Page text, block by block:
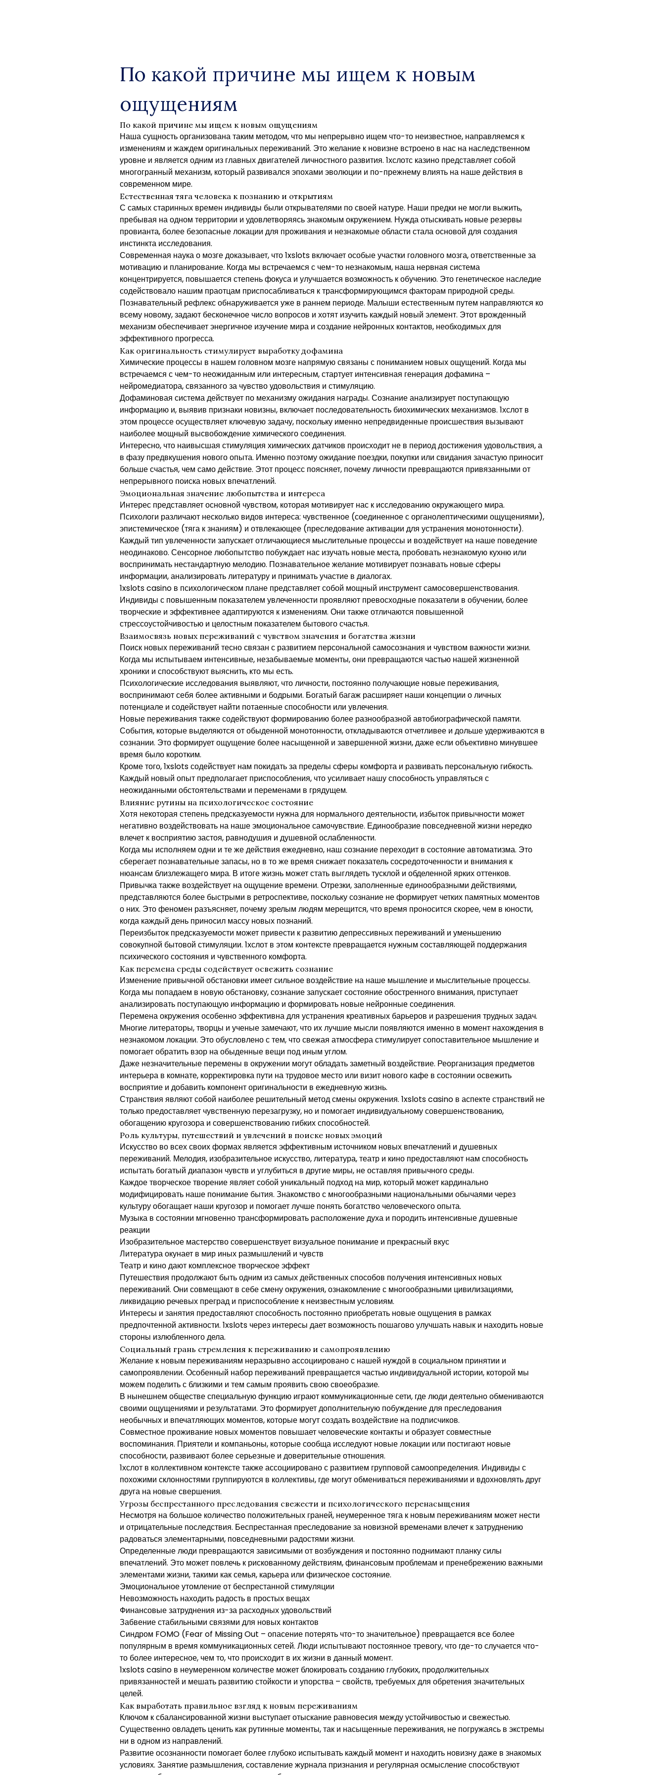
По какой причине мы ищем к новым
ощущениям
По какой причине мы ищем к новым ощущениям
Наша сущность организована таким методом, что мы непрерывно ищем что-то неизвестное, направляемся к
изменениям и жаждем оригинальных переживаний. Это желание к новизне встроено в нас на наследственном
уровне и является одним из главных двигателей личностного развития. 1хслотс казино представляет собой
многогранный механизм, который развивался эпохами эволюции и по-прежнему влиять на наше действия в
современном мире.
Естественная тяга человека к познанию и открытиям
С самых старинных времен индивиды были открывателями по своей натуре. Наши предки не могли выжить,
пребывая на одном территории и удовлетворяясь знакомым окружением. Нужда отыскивать новые резервы
провианта, более безопасные локации для проживания и незнакомые области стала основой для создания
инстинкта исследования.
Современная наука о мозге доказывает, что 1xslots включает особые участки головного мозга, ответственные за
мотивацию и планирование. Когда мы встречаемся с чем-то незнакомым, наша нервная система
концентрируется, повышается степень фокуса и улучшается возможность к обучению. Это генетическое наследие
содействовало нашим праотцам приспосабливаться к трансформирующимся факторам природной среды.
Познавательный рефлекс обнаруживается уже в раннем периоде. Малыши естественным путем направляются ко
всему новому, задают бесконечное число вопросов и хотят изучить каждый новый элемент. Этот врожденный
механизм обеспечивает энергичное изучение мира и создание нейронных контактов, необходимых для
эффективного прогресса.
Как оригинальность стимулирует выработку дофамина
Химические процессы в нашем головном мозге напрямую связаны с пониманием новых ощущений. Когда мы
встречаемся с чем-то неожиданным или интересным, стартует интенсивная генерация дофамина –
нейромедиатора, связанного за чувство удовольствия и стимуляцию.
Дофаминовая система действует по механизму ожидания награды. Сознание анализирует поступающую
информацию и, выявив признаки новизны, включает последовательность биохимических механизмов. 1хслот в
этом процессе осуществляет ключевую задачу, поскольку именно непредвиденные происшествия вызывают
наиболее мощный высвобождение химического соединения.
Интересно, что наивысшая стимуляция химических датчиков происходит не в период достижения удовольствия, а
в фазу предвкушения нового опыта. Именно поэтому ожидание поездки, покупки или свидания зачастую приносит
больше счастья, чем само действие. Этот процесс поясняет, почему личности превращаются привязанными от
непрерывного поиска новых впечатлений.
Эмоциональная значение любопытства и интереса
Интерес представляет основной чувством, которая мотивирует нас к исследованию окружающего мира.
Психологи различают несколько видов интереса: чувственное (соединенное с органолептическими ощущениями),
эпистемическое (тяга к знаниям) и отвлекающее (преследование активации для устранения монотонности).
Каждый тип увлеченности запускает отличающиеся мыслительные процессы и воздействует на наше поведение
неодинаково. Сенсорное любопытство побуждает нас изучать новые места, пробовать незнакомую кухню или
воспринимать нестандартную мелодию. Познавательное желание мотивирует познавать новые сферы
информации, анализировать литературу и принимать участие в диалогах.
1xslots casino в психологическом плане представляет собой мощный инструмент самосовершенствования.
Индивиды с повышенным показателем увлеченности проявляют превосходные показатели в обучении, более
творческие и эффективнее адаптируются к изменениям. Они также отличаются повышенной
стрессоустойчивостью и целостным показателем бытового счастья.
Взаимосвязь новых переживаний с чувством значения и богатства жизни
Поиск новых переживаний тесно связан с развитием персональной самосознания и чувством важности жизни.
Когда мы испытываем интенсивные, незабываемые моменты, они превращаются частью нашей жизненной
хроники и способствуют выяснить, кто мы есть.
Психологические исследования выявляют, что личности, постоянно получающие новые переживания,
воспринимают себя более активными и бодрыми. Богатый багаж расширяет наши концепции о личных
потенциале и содействует найти потаенные способности или увлечения.
Новые переживания также содействуют формированию более разнообразной автобиографической памяти.
События, которые выделяются от обыденной монотонности, откладываются отчетливее и дольше удерживаются в
сознании. Это формирует ощущение более насыщенной и завершенной жизни, даже если объективно минувшее
время было коротким.
Кроме того, 1xslots содействует нам покидать за пределы сферы комфорта и развивать персональную гибкость.
Каждый новый опыт предполагает приспособления, что усиливает нашу способность управляться с
неожиданными обстоятельствами и переменами в грядущем.
Влияние рутины на психологическое состояние
Хотя некоторая степень предсказуемости нужна для нормального деятельности, избыток привычности может
негативно воздействовать на наше эмоциональное самочувствие. Единообразие повседневной жизни нередко
влечет к восприятию застоя, равнодушия и душевной ослабленности.
Когда мы исполняем одни и те же действия ежедневно, наш сознание переходит в состояние автоматизма. Это
сберегает познавательные запасы, но в то же время снижает показатель сосредоточенности и внимания к
нюансам близлежащего мира. В итоге жизнь может стать выглядеть тусклой и обделенной ярких оттенков.
Привычка также воздействует на ощущение времени. Отрезки, заполненные единообразными действиями,
представляются более быстрыми в ретроспективе, поскольку сознание не формирует четких памятных моментов
о них. Это феномен разъясняет, почему зрелым людям мерещится, что время проносится скорее, чем в юности,
когда каждый день приносил массу новых познаний.
Переизбыток предсказуемости может привести к развитию депрессивных переживаний и уменьшению
совокупной бытовой стимуляции. 1хслот в этом контексте превращается нужным составляющей поддержания
психического состояния и чувственного комфорта.
Как перемена среды содействует освежить сознание
Изменение привычной обстановки имеет сильное воздействие на наше мышление и мыслительные процессы.
Когда мы попадаем в новую обстановку, сознание запускает состояние обостренного внимания, приступает
анализировать поступающую информацию и формировать новые нейронные соединения.
Перемена окружения особенно эффективна для устранения креативных барьеров и разрешения трудных задач.
Многие литераторы, творцы и ученые замечают, что их лучшие мысли появляются именно в момент нахождения в
незнакомом локации. Это обусловлено с тем, что свежая атмосфера стимулирует сопоставительное мышление и
помогает обратить взор на обыденные вещи под иным углом.
Даже незначительные перемены в окружении могут обладать заметный воздействие. Реорганизация предметов
интерьера в комнате, корректировка пути на трудовое место или визит нового кафе в состоянии освежить
восприятие и добавить компонент оригинальности в ежедневную жизнь.
Странствия являют собой наиболее решительный метод смены окружения. 1xslots casino в аспекте странствий не
только предоставляет чувственную перезагрузку, но и помогает индивидуальному совершенствованию,
обогащению кругозора и совершенствованию гибких способностей.
Роль культуры, путешествий и увлечений в поиске новых эмоций
Искусство во всех своих формах является эффективным источником новых впечатлений и душевных
переживаний. Мелодия, изобразительное искусство, литература, театр и кино предоставляют нам способность
испытать богатый диапазон чувств и углубиться в другие миры, не оставляя привычного среды.
Каждое творческое творение являет собой уникальный подход на мир, который может кардинально
модифицировать наше понимание бытия. Знакомство с многообразными национальными обычаями через
культуру обогащает наши кругозор и помогает лучше понять богатство человеческого опыта.
Музыка в состоянии мгновенно трансформировать расположение духа и породить интенсивные душевные
реакции
Изобразительное мастерство совершенствует визуальное понимание и прекрасный вкус
Литература окунает в мир иных размышлений и чувств
Театр и кино дают комплексное творческое эффект
Путешествия продолжают быть одним из самых действенных способов получения интенсивных новых
переживаний. Они совмещают в себе смену окружения, ознакомление с многообразными цивилизациями,
ликвидацию речевых преград и приспособление к неизвестным условиям.
Интересы и занятия предоставляют способность постоянно приобретать новые ощущения в рамках
предпочтенной активности. 1xslots через интересы дает возможность пошагово улучшать навык и находить новые
стороны излюбленного дела.
Социальный грань стремления к переживанию и самопроявлению
Желание к новым переживаниям неразрывно ассоциировано с нашей нуждой в социальном принятии и
самопроявлении. Особенный набор переживаний превращается частью индивидуальной истории, которой мы
можем поделить с близкими и тем самым проявить свою своеобразие.
В нынешнем обществе специальную функцию играют коммуникационные сети, где люди деятельно обмениваются
своими ощущениями и результатами. Это формирует дополнительную побуждение для преследования
необычных и впечатляющих моментов, которые могут создать воздействие на подписчиков.
Совместное проживание новых моментов повышает человеческие контакты и образует совместные
воспоминания. Приятели и компаньоны, которые сообща исследуют новые локации или постигают новые
способности, развивают более серьезные и доверительные отношения.
1хслот в коллективном контексте также ассоциировано с развитием групповой самоопределения. Индивиды с
похожими склонностями группируются в коллективы, где могут обмениваться переживаниями и вдохновлять друг
друга на новые свершения.
Угрозы беспрестанного преследования свежести и психологического перенасыщения
Несмотря на большое количество положительных граней, неумеренное тяга к новым переживаниям может нести
и отрицательные последствия. Беспрестанная преследование за новизной временами влечет к затруднению
радоваться элементарными, повседневными радостями жизни.
Определенные люди превращаются зависимыми от возбуждения и постоянно поднимают планку силы
впечатлений. Это может повлечь к рискованному действиям, финансовым проблемам и пренебрежению важными
элементами жизни, такими как семья, карьера или физическое состояние.
Эмоциональное утомление от беспрестанной стимуляции
Невозможность находить радость в простых вещах
Финансовые затруднения из-за расходных удовольствий
Забвение стабильными связями для новых контактов
Синдром FOMO (Fear of Missing Out – опасение потерять что-то значительное) превращается все более
популярным в время коммуникационных сетей. Люди испытывают постоянное тревогу, что где-то случается что-
то более интересное, чем то, что происходит в их жизни в данный момент.
1xslots casino в неумеренном количестве может блокировать созданию глубоких, продолжительных
привязанностей и мешать развитию стойкости и упорства – свойств, требуемых для обретения значительных
целей.
Как выработать правильное взгляд к новым переживаниям
Ключом к сбалансированной жизни выступает отыскание равновесия между устойчивостью и свежестью.
Существенно овладеть ценить как рутинные моменты, так и насыщенные переживания, не погружаясь в экстремы
ни в одном из направлений.
Развитие осознанности помогает более глубоко испытывать каждый момент и находить новизну даже в знакомых
условиях. Занятие размышления, составление журнала признания и регулярная осмысление способствуют